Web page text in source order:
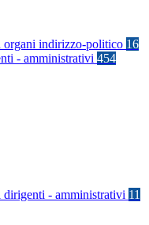
organi indirizzo-politico 16
- amministrativi 454
dirigenti - amministrativi 11